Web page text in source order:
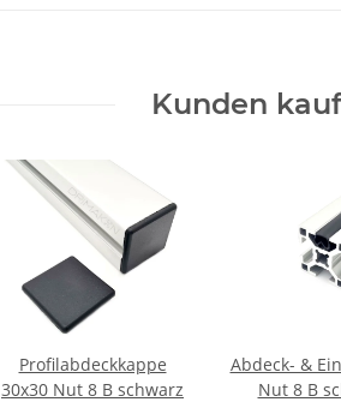
Kunden
Profilabdeckkappe
30x30 Nut 8 B schwarz
Abdeck- &
Nut 8 B